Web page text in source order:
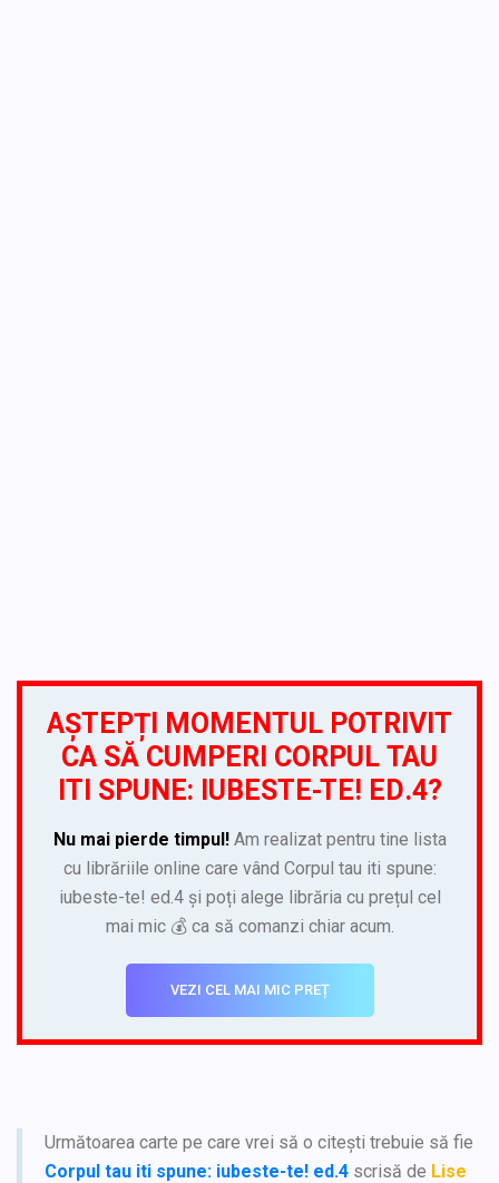
AȘTEPȚI MOMENTUL POTRIVIT
CA SĂ CUMPERI CORPUL TAU
ITI SPUNE: IUBESTE-TE! ED.4?
Nu mai pierde timpul!Am realizat pentru tine lista
cu librăriile online care vând Corpul tau iti spune:
iubeste-te! ed.4 și poți alege librăria cu prețul cel
mai mic 💰 ca să comanzi chiar acum.
VEZI CEL MAI MIC PREȚ
Următoarea carte pe care vrei să o citești trebuie să fie
Corpul tau iti spune: iubeste-te! ed.4 scrisă de Lise